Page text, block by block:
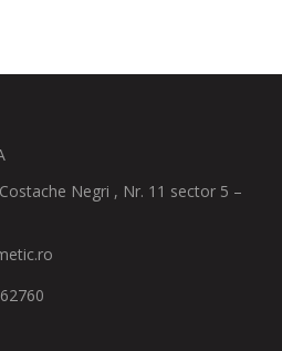
Negri , Nr. 11 sector 5 –